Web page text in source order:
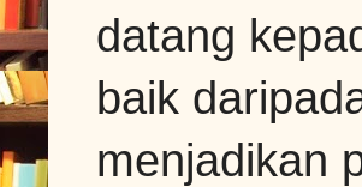
datang
baik
menjadikan